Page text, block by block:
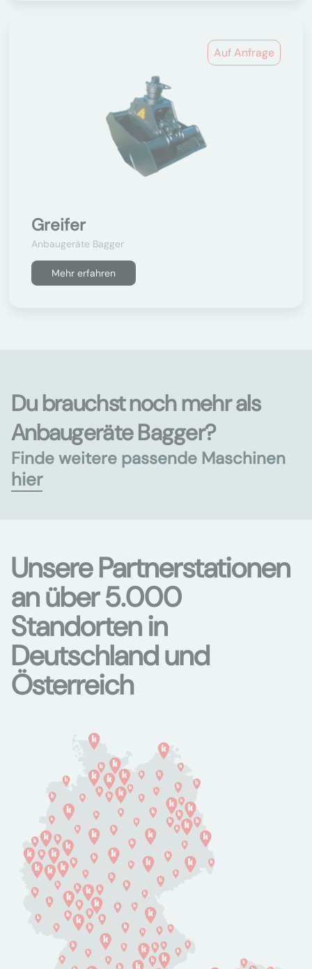
Auf Anfrage
Greifer
Anbaugeräte Bagger
Mehr erfahren
Du brauchst noch mehr als
Anbaugeräte Bagger?
Finde weitere passende Maschinen
hier
Unsere Partnerstationen
an über 5.000
Standorten in
Deutschland und
Österreich